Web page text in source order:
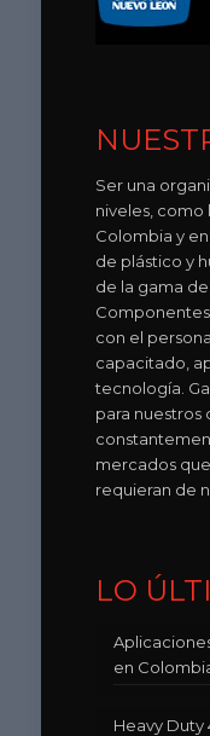
Ser una
niveles,
Colombia y
de plástico y
de la gama
con el
capacitado,
tecnología.
para nuestros
mercados
requieran de
LO
en
Heavy Duty